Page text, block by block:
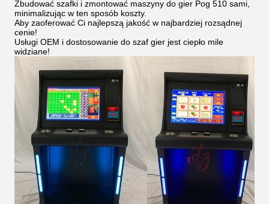
Zbudować szafki i zmontować maszyny do gier Pog 510 sami,
minimalizując w ten sposób koszty.
Aby zaoferować Ci najlepszą jakość w najbardziej rozsądnej
cenie!
Usługi OEM i dostosowanie do szaf gier jest ciepło mile
widziane!